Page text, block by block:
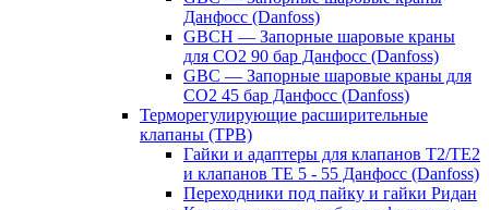
Данфосс (Danfoss)
GBCH — Запорные шаровые краны
для CO2 90 бар Данфосс (Danfoss)
GBC — Запорные шаровые краны для
CO2 45 бар Данфосс (Danfoss)
Терморегулирующие расширительные
клапаны (ТРВ)
Гайки и адаптеры для клапанов T2/TE2
и клапанов TE 5 - 55 Данфосс (Danfoss)
Переходники под пайку и гайки Ридан